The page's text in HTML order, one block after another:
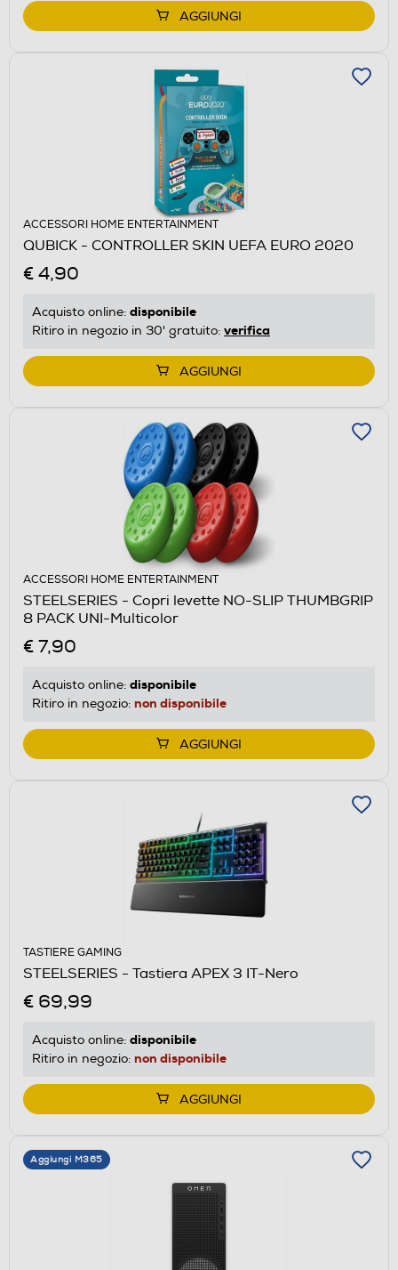
AGGIUNGI
ACCESSORI HOME ENTERTAINMENT
QUBICK - CONTROLLER SKIN UEFA EURO 2020
€ 4,90
Acquisto online: disponibile
Ritiro in negozio in 30' gratuito: verifica
AGGIUNGI
ACCESSORI HOME ENTERTAINMENT
STEELSERIES - Copri levette NO-SLIP THUMBGRIP
8 PACK UNI-Multicolor
€ 7,90
Acquisto online: disponibile
Ritiro in negozio: non disponibile
AGGIUNGI
TASTIERE GAMING
STEELSERIES - Tastiera APEX 3 IT-Nero
€ 69,99
Acquisto online: disponibile
Ritiro in negozio: non disponibile
AGGIUNGI
Aggiungi M365